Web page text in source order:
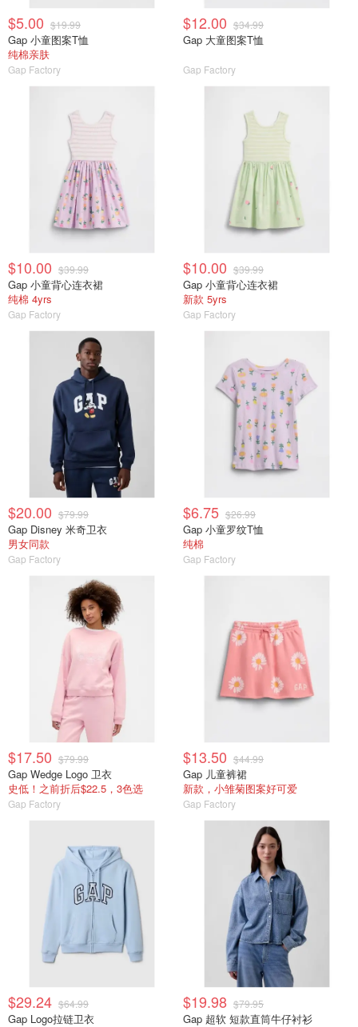
$5.00 $19.99
Gap 小童图案T恤
纯棉亲肤
Gap Factory
$12.00 $34.99
Gap 大童图案T恤
Gap Factory
$10.00 $39.99
Gap 小童背心连衣裙
纯棉 4yrs
Gap Factory
$10.00 $39.99
Gap 小童背心连衣裙
新款 5yrs
Gap Factory
$20.00 $79.99
Gap Disney 米奇卫衣
男女同款
Gap Factory
$6.75 $26.99
Gap 小童罗纹T恤
纯棉
Gap Factory
$17.50 $79.99
Gap Wedge Logo 卫衣
史低！之前折后$22.5，3色选
Gap Factory
$13.50 $44.99
Gap 儿童裤裙
新款，小雏菊图案好可爱
Gap Factory
$29.24 $64.99
Gap Logo拉链卫衣
$19.98 $79.95
Gap 超软 短款直筒牛仔衬衫